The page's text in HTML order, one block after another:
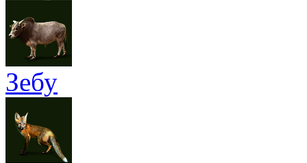
Зебу